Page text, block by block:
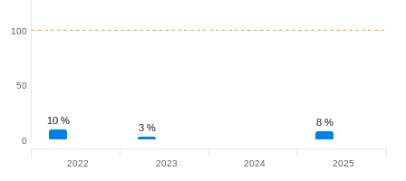
10 %
10 %
3 %
3 % 8 %
8 %
0
50
100
2022 2023 2024 2025